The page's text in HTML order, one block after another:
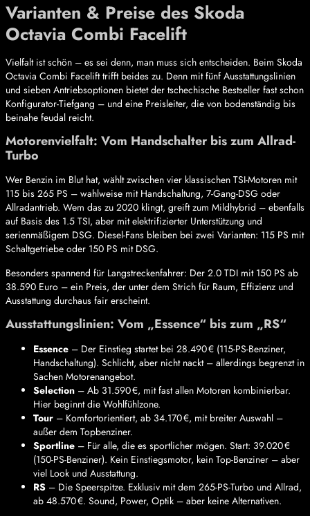
Varianten & Preise des Skoda
Octavia Combi Facelift
Vielfalt ist schön – es sei denn, man muss sich entscheiden. Beim Skoda
Octavia Combi Facelift trifft beides zu. Denn mit fünf Ausstattungslinien
und sieben Antriebsoptionen bietet der tschechische Bestseller fast schon
Konfigurator-Tiefgang – und eine Preisleiter, die von bodenständig bis
beinahe feudal reicht.
Motorenvielfalt: Vom Handschalter bis zum Allrad-
Turbo
Wer Benzin im Blut hat, wählt zwischen vier klassischen TSI-Motoren mit
115 bis 265 PS – wahlweise mit Handschaltung, 7-Gang-DSG oder
Allradantrieb. Wem das zu 2020 klingt, greift zum Mildhybrid – ebenfalls
auf Basis des 1.5 TSI, aber mit elektrifizierter Unterstützung und
serienmäßigem DSG. Diesel-Fans bleiben bei zwei Varianten: 115 PS mit
Schaltgetriebe oder 150 PS mit DSG.
Besonders spannend für Langstreckenfahrer: Der 2.0 TDI mit 150 PS ab
38.590 Euro – ein Preis, der unter dem Strich für Raum, Effizienz und
Ausstattung durchaus fair erscheint.
Ausstattungslinien: Vom „Essence“ bis zum „RS“
Essence – Der Einstieg startet bei 28.490 € (115-PS-Benziner,
Handschaltung). Schlicht, aber nicht nackt – allerdings begrenzt in
Sachen Motorenangebot.
Selection – Ab 31.590 €, mit fast allen Motoren kombinierbar.
Hier beginnt die Wohlfühlzone.
Tour – Komfortorientiert, ab 34.170 €, mit breiter Auswahl –
außer dem Topbenziner.
Sportline – Für alle, die es sportlicher mögen. Start: 39.020 €
(150-PS-Benziner). Kein Einstiegsmotor, kein Top-Benziner – aber
viel Look und Ausstattung.
RS – Die Speerspitze. Exklusiv mit dem 265-PS-Turbo und Allrad,
ab 48.570 €. Sound, Power, Optik – aber keine Alternativen.